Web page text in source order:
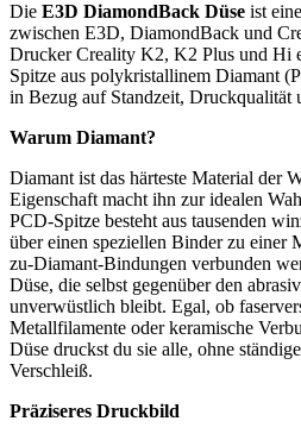
Die E3D DiamondBack Düse ist
zwischen E3D, DiamondBack und
Drucker Creality K2, K2 Plus und Hi
Spitze aus polykristallinem Diamant
in Bezug auf Standzeit, Druckqualität
Warum Diamant?
Diamant ist das härteste Material der
Eigenschaft macht ihn zur idealen
PCD-Spitze besteht aus tausenden
über einen speziellen Binder zu einer
zu-Diamant-Bindungen verbunden
Düse, die selbst gegenüber den
unverwüstlich bleibt. Egal, ob
Metallfilamente oder keramische
Düse druckst du sie alle, ohne
Verschleiß.
Präziseres Druckbild